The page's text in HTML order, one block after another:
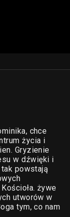
chce
życia i
Gryzienie
w dźwięki i
tak powstają
żywe
utworów w
tym, co nam